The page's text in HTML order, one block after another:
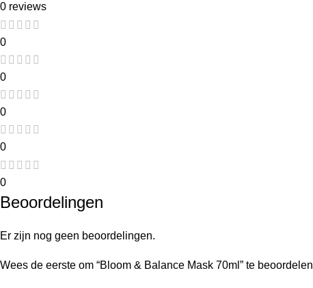
0 reviews
0
0
0
0
0
Beoordelingen
Er zijn nog geen beoordelingen.
Wees de eerste om “Bloom & Balance Mask 70ml” te beoordelen